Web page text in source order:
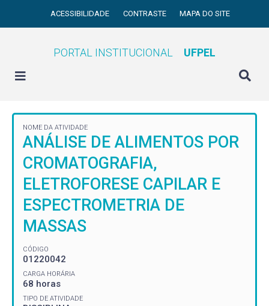
ACESSIBILIDADE CONTRASTE MAPA DO SITE
PORTAL INSTITUCIONAL UFPEL
NOME DA ATIVIDADE
ANÁLISE DE ALIMENTOS POR
CROMATOGRAFIA,
ELETROFORESE CAPILAR E
ESPECTROMETRIA DE
MASSAS
CÓDIGO
01220042
CARGA HORÁRIA
68 horas
TIPO DE ATIVIDADE